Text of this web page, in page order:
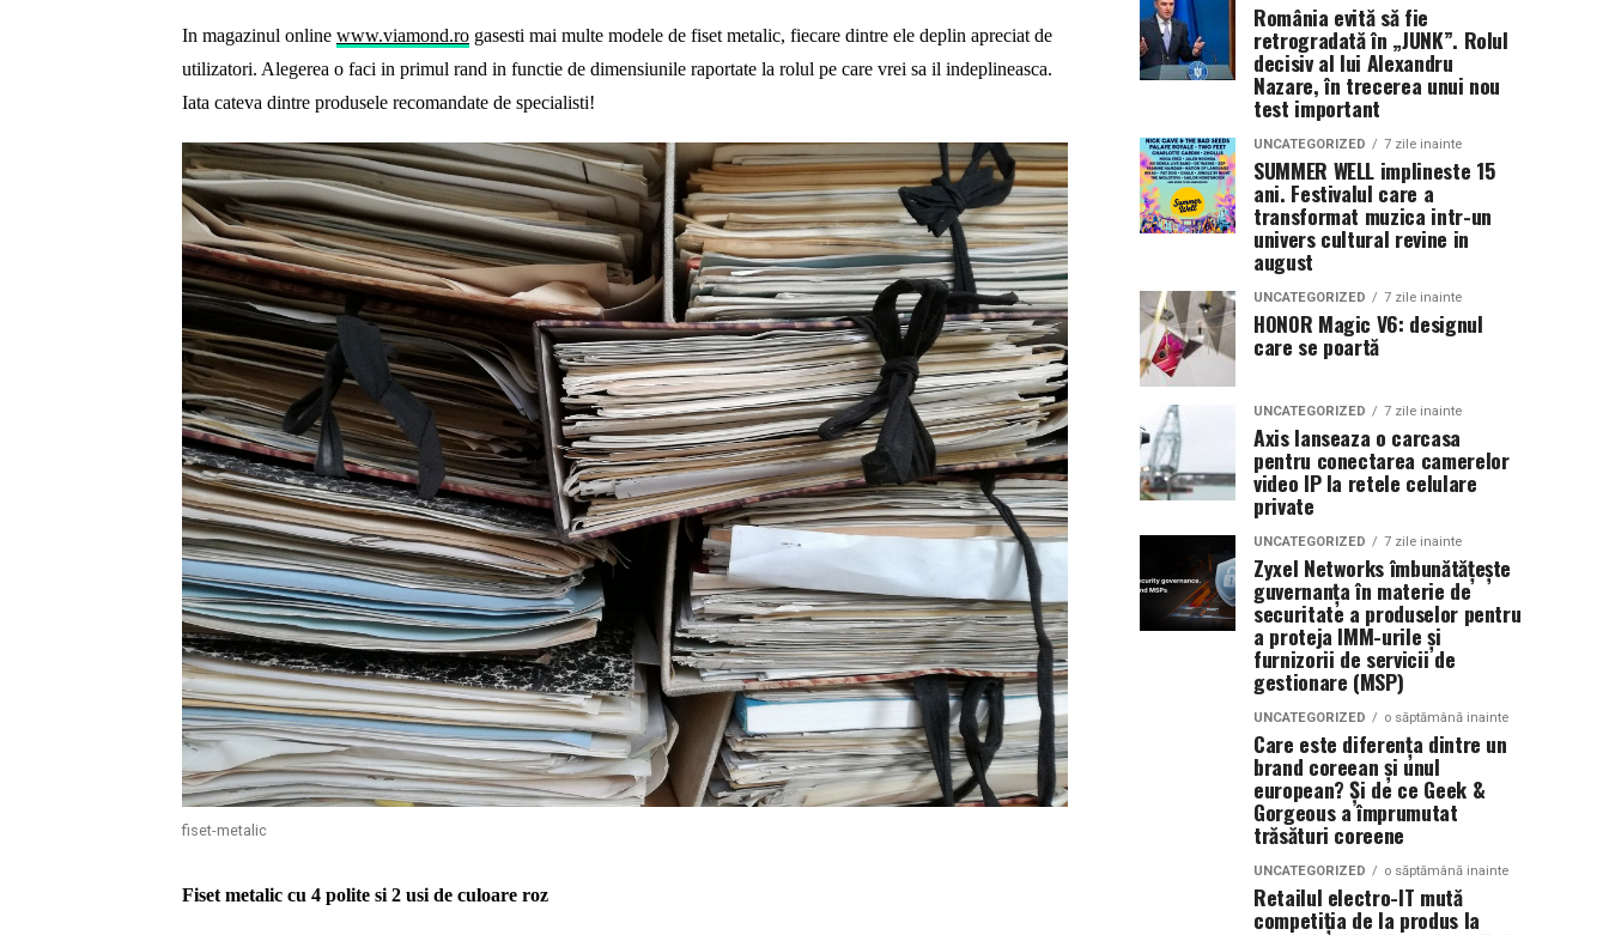
In magazinul online www.viamond.ro gasesti mai multe modele de fiset metalic, fiecare dintre ele deplin apreciat de
utilizatori. Alegerea o faci in primul rand in functie de dimensiunile raportate la rolul pe care vrei sa il indeplineasca.
Iata cateva dintre produsele recomandate de specialisti!
fiset-metalic
Fiset metalic cu 4 polite si 2 usi de culoare roz
România evită să fie
retrogradată în „JUNK”. Rolul
decisiv al lui Alexandru
Nazare, în trecerea unui nou
test important
UNCATEGORIZED 7 zile inainte
SUMMER WELL implineste 15
ani. Festivalul care a
transformat muzica intr-un
univers cultural revine in
august
UNCATEGORIZED 7 zile inainte
HONOR Magic V6: designul
care se poartă
UNCATEGORIZED 7 zile inainte
Axis lanseaza o carcasa
pentru conectarea camerelor
video IP la retele celulare
private
UNCATEGORIZED 7 zile inainte
Zyxel Networks îmbunătățește
guvernanța în materie de
securitate a produselor pentru
a proteja IMM-urile și
furnizorii de servicii de
gestionare (MSP)
UNCATEGORIZED o săptămână inainte
Care este diferența dintre un
brand coreean și unul
european? Și de ce Geek &
Gorgeous a împrumutat
trăsături coreene
UNCATEGORIZED o săptămână inainte
Retailul electro-IT mută
competiția de la produs la